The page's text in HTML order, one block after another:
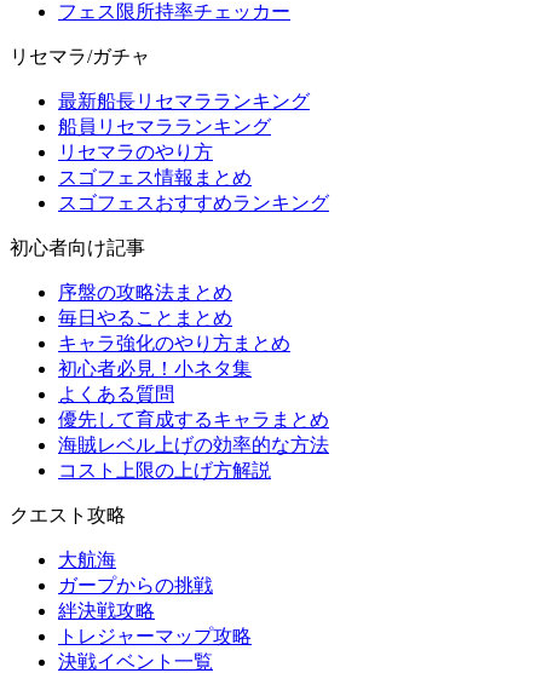
フェス限所持率チェッカー
リセマラ/ガチャ
最新船長リセマラランキング
船員リセマラランキング
リセマラのやり方
スゴフェス情報まとめ
スゴフェスおすすめランキング
初心者向け記事
序盤の攻略法まとめ
毎日やることまとめ
キャラ強化のやり方まとめ
初心者必見！小ネタ集
よくある質問
優先して育成するキャラまとめ
海賊レベル上げの効率的な方法
コスト上限の上げ方解説
クエスト攻略
大航海
ガープからの挑戦
絆決戦攻略
トレジャーマップ攻略
決戦イベント一覧